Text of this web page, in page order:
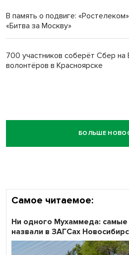
В память о подвиге:
«Битва за Москву»
700 участников соберёт Сбер на
волонтёров в Красноярске
БОЛЬШЕ
Самое читаемое:
Ни одного Мухаммеда:
назвали в ЗАГСах